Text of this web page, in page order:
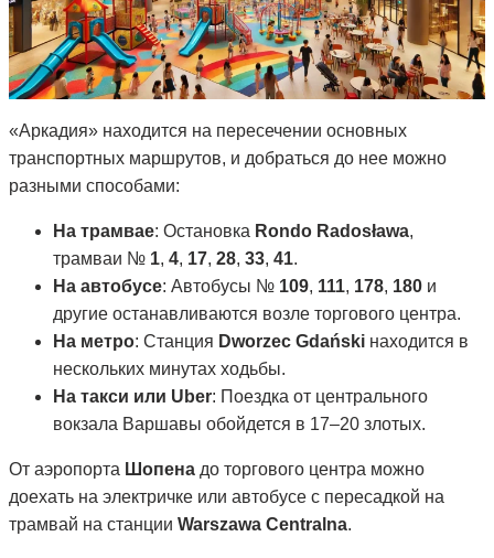
«Аркадия» находится на пересечении основных
транспортных маршрутов, и добраться до нее можно
разными способами:
На трамвае: Остановка Rondo Radosława,
трамваи № 1, 4, 17, 28, 33, 41.
На автобусе: Автобусы № 109, 111, 178, 180 и
другие останавливаются возле торгового центра.
На метро: Станция Dworzec Gdański находится в
нескольких минутах ходьбы.
На такси или Uber: Поездка от центрального
вокзала Варшавы обойдется в 17–20 злотых.
От аэропорта Шопена до торгового центра можно
доехать на электричке или автобусе с пересадкой на
трамвай на станции Warszawa Centralna.